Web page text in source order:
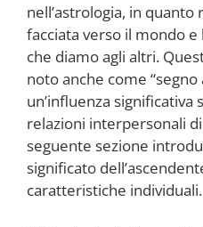
nell’astrologia, in
facciata verso il mondo
che diamo agli altri.
noto anche come “segno
un’influenza significativa
relazioni interpersonali
seguente sezione
significato
caratteristiche individuali.